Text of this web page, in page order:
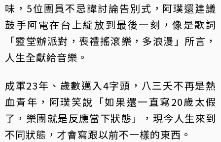
味，5位團員不忌諱討論告別式，阿璞還建議
鼓手阿電在台上綻放到最後一刻，像是歌詞
「靈堂辦派對，喪禮搖滾樂，多浪漫」所言，
人生全獻給音樂。
成軍23年、歲數邁入4字頭，八三夭不再是熱
血青年，阿璞笑說「如果還一直寫20歲太假
了，樂團就是反應當下狀態」，現今人生來到
不同狀態，才會寫跟以前不一樣的東西。